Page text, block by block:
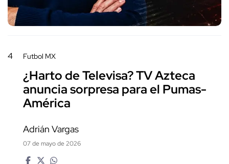
4 Futbol MX
¿Harto de Televisa? TV Azteca
anuncia sorpresa para el Pumas-
América
Adrián Vargas
07 de mayo de 2026